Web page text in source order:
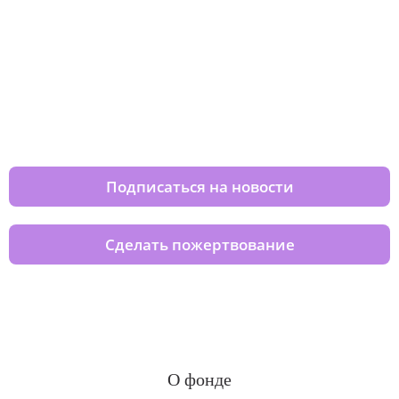
Подписаться на новости
Сделать пожертвование
О фонде